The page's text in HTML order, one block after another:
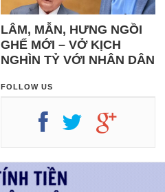
LÂM, MẪN, HƯNG NGỒI
GHẾ MỚI – VỞ KỊCH
NGHÌN TỶ VỚI NHÂN DÂN
FOLLOW US